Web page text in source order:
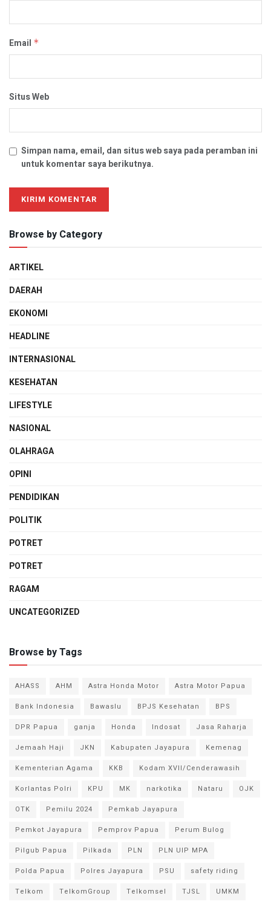
Email *
Situs Web
Simpan nama, email, dan situs web saya pada peramban ini
untuk komentar saya berikutnya.
Browse by Category
ARTIKEL
DAERAH
EKONOMI
HEADLINE
INTERNASIONAL
KESEHATAN
LIFESTYLE
NASIONAL
OLAHRAGA
OPINI
PENDIDIKAN
POLITIK
POTRET
POTRET
RAGAM
UNCATEGORIZED
Browse by Tags
AHASS AHM Astra Honda Motor
Astra Motor Papua
Bank Indonesia
Bawaslu BPJS Kesehatan
BPS
DPR Papua
ganja Honda Indosat
Jasa Raharja
Jemaah Haji
JKN Kabupaten Jayapura
Kemenag
Kementerian Agama
KKB
Kodam XVII/Cenderawasih
Korlantas Polri
KPU MK narkotika Nataru
OJK
OTK
Pemilu 2024
Pemkab Jayapura
Pemkot Jayapura
Pemprov Papua
Perum Bulog
Pilgub Papua
Pilkada PLN
PLN UIP MPA
Polda Papua
Polres Jayapura PSU
safety riding
Telkom
TelkomGroup Telkomsel TJSL UMKM